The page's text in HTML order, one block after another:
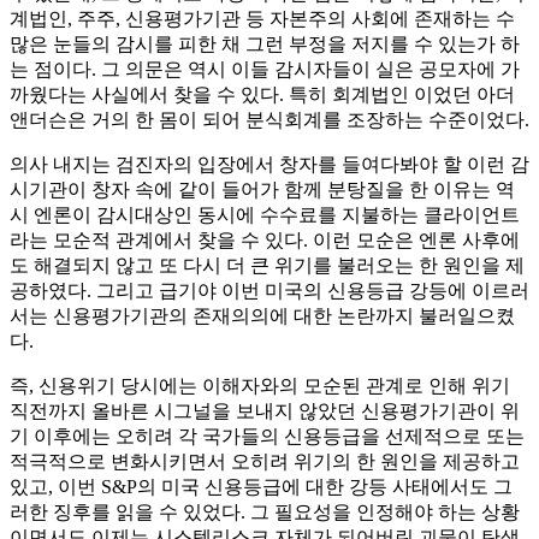
계법인, 주주, 신용평가기관 등 자본주의 사회에 존재하는 수
많은 눈들의 감시를 피한 채 그런 부정을 저지를 수 있는가 하
는 점이다. 그 의문은 역시 이들 감시자들이 실은 공모자에 가
까웠다는 사실에서 찾을 수 있다. 특히 회계법인 이었던 아더
앤더슨은 거의 한 몸이 되어 분식회계를 조장하는 수준이었다.
의사 내지는 검진자의 입장에서 창자를 들여다봐야 할 이런 감
시기관이 창자 속에 같이 들어가 함께 분탕질을 한 이유는 역
시 엔론이 감시대상인 동시에 수수료를 지불하는 클라이언트
라는 모순적 관계에서 찾을 수 있다. 이런 모순은 엔론 사후에
도 해결되지 않고 또 다시 더 큰 위기를 불러오는 한 원인을 제
공하였다. 그리고 급기야 이번 미국의 신용등급 강등에 이르러
서는 신용평가기관의 존재의의에 대한 논란까지 불러일으켰
다.
즉, 신용위기 당시에는 이해자와의 모순된 관계로 인해 위기
직전까지 올바른 시그널을 보내지 않았던 신용평가기관이 위
기 이후에는 오히려 각 국가들의 신용등급을 선제적으로 또는
적극적으로 변화시키면서 오히려 위기의 한 원인을 제공하고
있고, 이번 S&P의 미국 신용등급에 대한 강등 사태에서도 그
러한 징후를 읽을 수 있었다. 그 필요성을 인정해야 하는 상황